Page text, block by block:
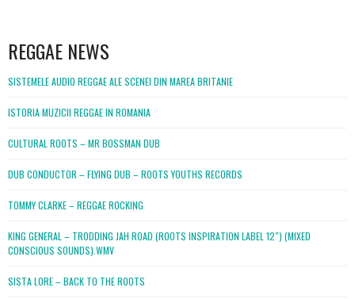
REGGAE NEWS
SISTEMELE AUDIO REGGAE ALE SCENEI DIN MAREA BRITANIE
ISTORIA MUZICII REGGAE IN ROMANIA
CULTURAL ROOTS – MR BOSSMAN DUB
DUB CONDUCTOR – FLYING DUB – ROOTS YOUTHS RECORDS
TOMMY CLARKE – REGGAE ROCKING
KING GENERAL – TRODDING JAH ROAD (ROOTS INSPIRATION LABEL 12″) (MIXED
CONSCIOUS SOUNDS).WMV
SISTA LORE – BACK TO THE ROOTS